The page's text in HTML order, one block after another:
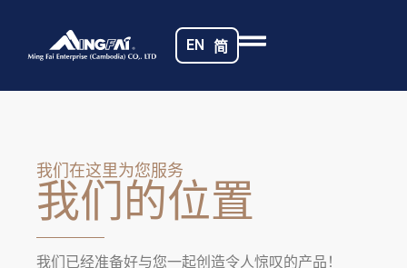
EN 简
我们在这里为您服务
我们的位置
我们已经准备好与您一起创造令人惊叹的产品！